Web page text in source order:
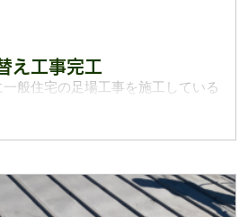
え工事完工
般住宅の足場工事を施工している
て申し訳ございません。
ていたのですが、更新で